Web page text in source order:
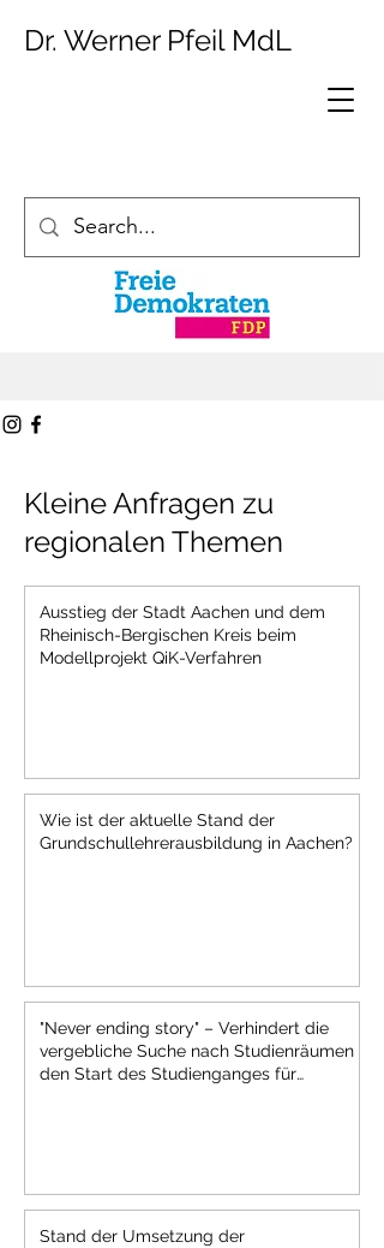
Dr. Werner Pfeil MdL
Kleine Anfragen zu
regionalen Themen
Ausstieg der Stadt Aachen und dem
Rheinisch-Bergischen Kreis beim
Modellprojekt QiK-Verfahren
Wie ist der aktuelle Stand der
Grundschullehrerausbildung in Aachen?
"Never ending story" – Verhindert die
vergebliche Suche nach Studienräumen
den Start des Studienganges für
Stand der Umsetzung der